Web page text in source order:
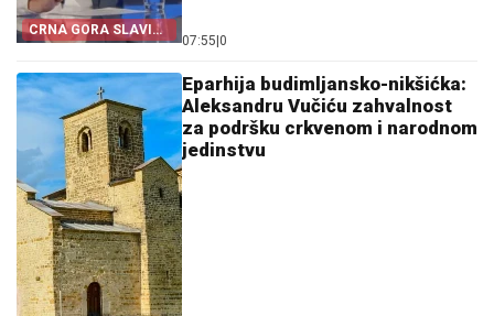
CRNA GORA SLAVI
„OLUJU“
07:55 0
Eparhija budimljansko-nikšićka:
Aleksandru Vučiću zahvalnost
za podršku crkvenom i narodnom
jedinstvu